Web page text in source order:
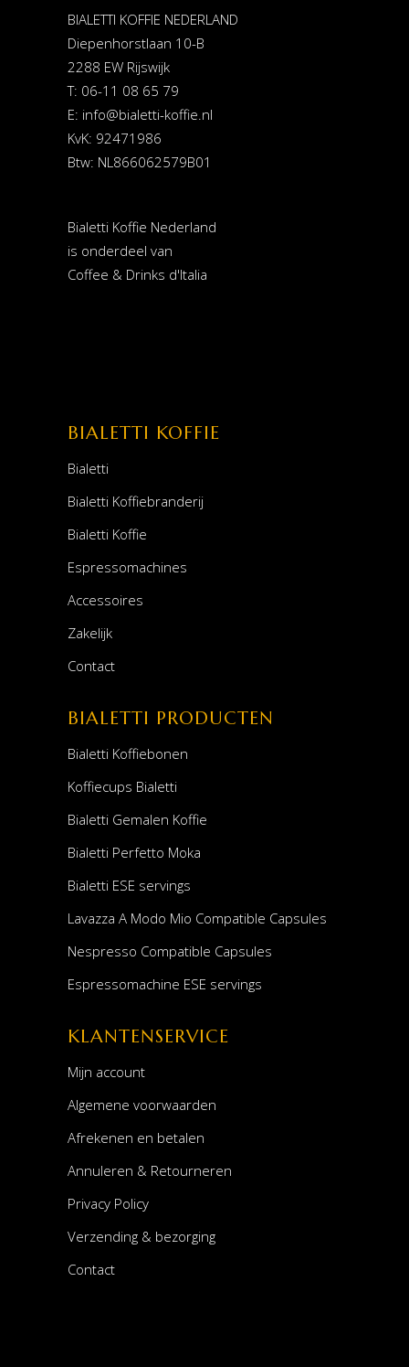
BIALETTI KOFFIE NEDERLAND
Diepenhorstlaan 10-B
2288 EW Rijswijk
T: 06-11 08 65 79
E: info@bialetti-koffie.nl
KvK: 92471986
Btw: NL866062579B01
Bialetti Koffie Nederland
is onderdeel van
Coffee & Drinks d'Italia
BIALETTI KOFFIE
Bialetti
Bialetti Koffiebranderij
Bialetti Koffie
Espressomachines
Accessoires
Zakelijk
Contact
BIALETTI PRODUCTEN
Bialetti Koffiebonen
Koffiecups Bialetti
Bialetti Gemalen Koffie
Bialetti Perfetto Moka
Bialetti ESE servings
Lavazza A Modo Mio Compatible Capsules
Nespresso Compatible Capsules
Espressomachine ESE servings
KLANTENSERVICE
Mijn account
Algemene voorwaarden
Afrekenen en betalen
Annuleren & Retourneren
Privacy Policy
Verzending & bezorging
Contact